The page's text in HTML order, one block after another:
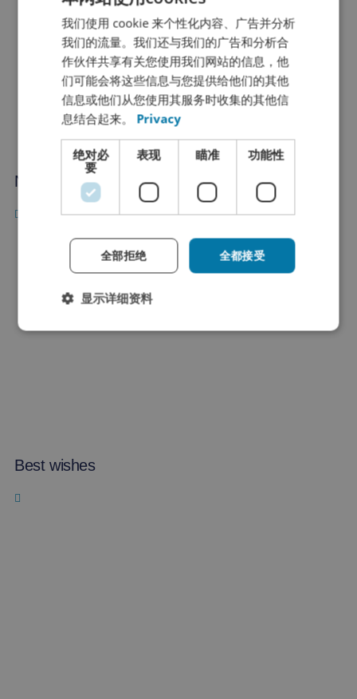
New Year's discount on your translation
Best wishes
DUTCH
FRENCH
ENGLISH
GERMAN
CHINESE (SIMPLIFIED)
JAPANESE
KOREAN
我们使用 cookie 来个性化内容、广告并分析
我们的流量。我们还与我们的广告和分析合
作伙伴共享有关您使用我们网站的信息，他
们可能会将这些信息与您提供给他们的其他
信息或他们从您使用其服务时收集的其他信
息结合起来。
Privacy
绝对必
要
表现 瞄准 功能性
全都接受
全部拒绝
显示详细资料